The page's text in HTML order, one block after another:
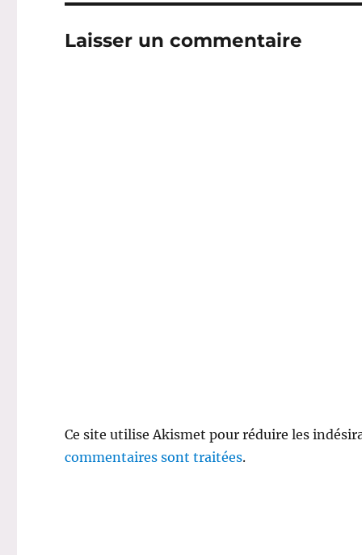
Laisser un commentaire
Ce site utilise Akismet pour réduire les
commentaires sont traitées.